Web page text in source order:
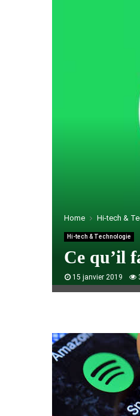
Home Hi-tech &
Hi-tech & Technologie
Ce qu’il
15 janvier 2019